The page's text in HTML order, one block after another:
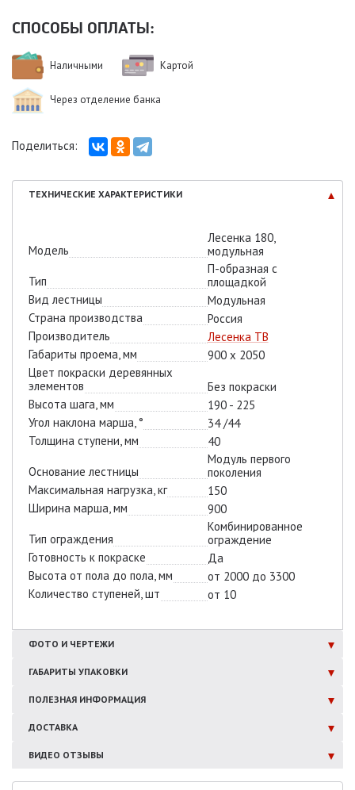
СПОСОБЫ ОПЛАТЫ:
Наличными Картой
Через отделение банка
Поделиться:
ТЕХНИЧЕСКИЕ ХАРАКТЕРИСТИКИ
Модель
Лесенка 180,
модульная
Тип
П-образная с
площадкой
Вид лестницы
Модульная
Страна производства
Россия
Производитель
Лесенка ТВ
Габариты проема, мм
900 х 2050
Цвет покраски деревянных
элементов
Без покраски
Высота шага, мм
190 - 225
Угол наклона марша, °
34 /44
Толщина ступени, мм
40
Основание лестницы
Модуль первого
поколения
Максимальная нагрузка, кг
150
Ширина марша, мм
900
Тип ограждения
Комбинированное
ограждение
Готовность к покраске
Да
Высота от пола до пола, мм
от 2000 до 3300
Количество ступеней, шт
от 10
ФОТО И ЧЕРТЕЖИ
ГАБАРИТЫ УПАКОВКИ
ПОЛЕЗНАЯ ИНФОРМАЦИЯ
ДОСТАВКА
ВИДЕО ОТЗЫВЫ